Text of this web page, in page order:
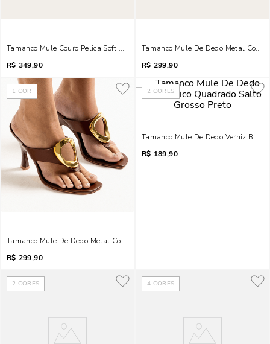
Tamanco Mule Couro Pelica Soft Salto Grosso Tramado Marrom Dark Cocoa
R$ 349,90 R$ 299,90
1 COR
Tamanco Mule De Dedo Metal Couro Bico Quadrado Marrom Terracota
R$ 299,90
2 CORES
Tamanco Mule De Dedo Verniz Bico
R$ 189,90
2 CORES 4 CORES